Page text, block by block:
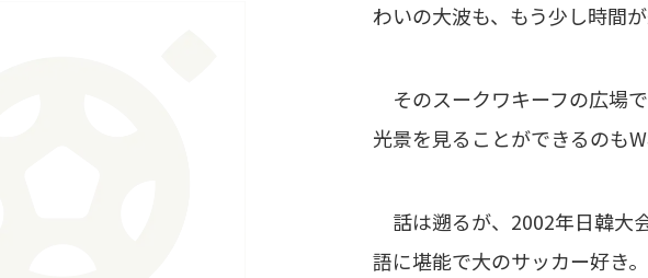
わいの大波も、もう少し時間
そのスークワキーフの広場
光景を見ることができるのも
話は遡るが、2002年日韓大
語に堪能で大のサッカー好き